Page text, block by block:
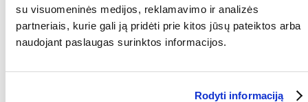
su visuomeninės medijos, reklamavimo ir analizės
partneriais, kurie gali ją pridėti prie kitos jūsų pateiktos arba
naudojant paslaugas surinktos informacijos.
Rodyti informaciją
GAMINTOJAS: VERSELE-LAGA
įsigijo. Žvaigždučių įvertinimas yra visų įvertinimų vidurkis.